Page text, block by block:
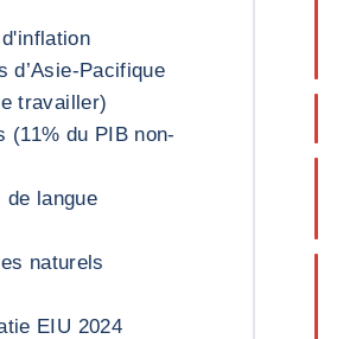
d’Asie-Pacifique
travailler)
(11% du PIB non-
de langue
naturels
EIU 2024